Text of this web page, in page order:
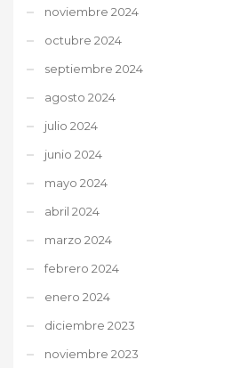
noviembre 2024
octubre 2024
septiembre 2024
agosto 2024
julio 2024
junio 2024
mayo 2024
abril 2024
marzo 2024
febrero 2024
enero 2024
diciembre 2023
noviembre 2023